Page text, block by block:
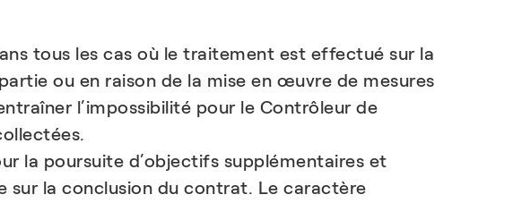
tous les cas où le traitement est effectué sur la
ou en raison de la mise en œuvre de mesures
l’impossibilité pour le Contrôleur de
la poursuite d’objectifs supplémentaires et
sur la conclusion du contrat. Le caractère